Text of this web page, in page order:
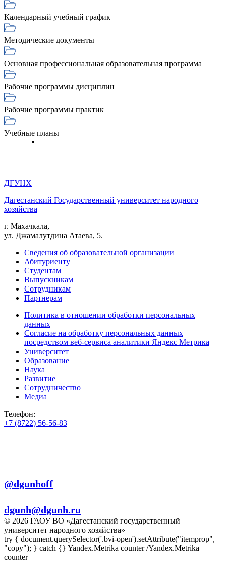
Календарный учебный график
Методические документы
Основная профессиональная образовательная программа
Рабочие программы дисциплин
Рабочие программы практик
Учебные планы
ДГУНХ
Дагестанский Государственный университет народного
хозяйства
г. Махачкала,
ул. Джамалутдина Атаева, 5.
Сведения об образовательной организации
Абитуриенту
Студентам
Выпускникам
Сотрудникам
Партнерам
Политика в отношении обработки персональных
данных
Согласие на обработку персональных данных
посредством веб-сервиса аналитики Яндекс Метрика
Университет
Образование
Наука
Развитие
Сотрудничество
Медиа
Телефон:
+7 (8722) 56-56-83
@dgunhoff
dgunh@dgunh.ru
© 2026 ГАОУ ВО «Дагестанский государственный
университет народного хозяйства»
try { document.querySelector('.bvi-open').setAttribute("itemprop",
"copy"); } catch {} Yandex.Metrika counter/Yandex.Metrika
counter